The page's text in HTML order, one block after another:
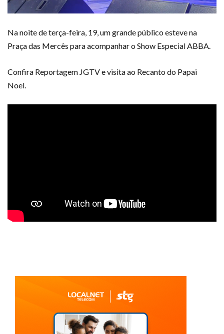
Na noite de terça-feira, 19, um grande público esteve na
Praça das Mercês para acompanhar o Show Especial ABBA.
Confira Reportagem JGTV e visita ao Recanto do Papai
Noel.